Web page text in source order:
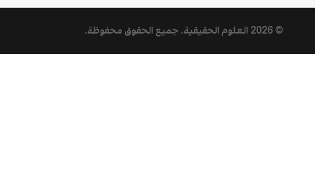
© 2026 العلوم الحقيقية. جميع الحقوق محفوظة.